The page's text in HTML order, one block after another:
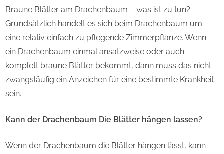
Braune Blätter am Drachenbaum – was ist zu tun?
Grundsätzlich handelt es sich beim Drachenbaum um
eine relativ einfach zu pflegende Zimmerpflanze. Wenn
ein Drachenbaum einmal ansatzweise oder auch
komplett braune Blätter bekommt, dann muss das nicht
zwangsläufig ein Anzeichen für eine bestimmte Krankheit
sein.
Kann der Drachenbaum Die Blätter hängen lassen?
Wenn der Drachenbaum die Blätter hängen lässt, kann